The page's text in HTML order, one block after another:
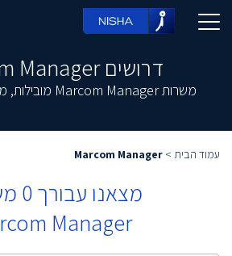
דרושים Marcom Manager
משרות Marcom Manager מובילות, מחכות לך ממש כאן
עמוד הבית >
Marcom Manager
מצאנו עבורך0
Manager